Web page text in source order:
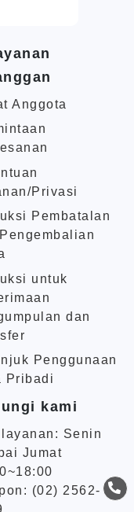
Anggota
Privasi
Pembatalan
untuk
dan
Penggunaan
Pribadi
kami
Senin
Jumat
(02) 2562-